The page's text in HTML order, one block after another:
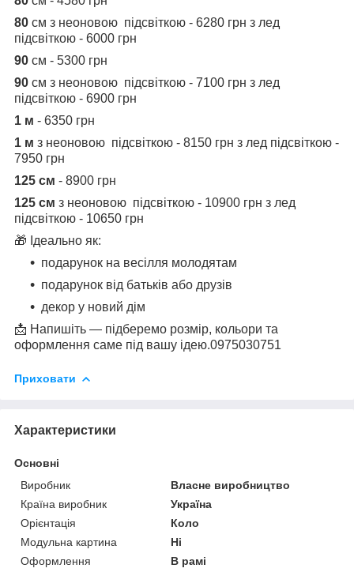
80 см з неоновою підсвіткою - 6280 грн з лед
підсвіткою - 6000 грн
90 см - 5300 грн
90 см з неоновою підсвіткою - 7100 грн з лед
підсвіткою - 6900 грн
1 м - 6350 грн
1 м з неоновою підсвіткою - 8150 грн з лед підсвіткою -
7950 грн
125 см - 8900 грн
125 см з неоновою підсвіткою - 10900 грн з лед
підсвіткою - 10650 грн
🎁 Ідеально як:
подарунок на весілля молодятам
подарунок від батьків або друзів
декор у новий дім
📩 Напишіть — підберемо розмір, кольори та
оформлення саме під вашу ідею.0975030751
Приховати
Характеристики
Основні
Виробник
Власне виробництво
Країна виробник
Україна
Орієнтація
Коло
Модульна картина
Ні
Оформлення
В рамі